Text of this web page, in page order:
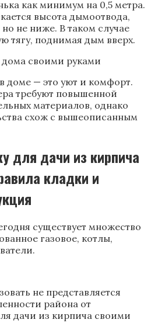
как минимум на 0,5 метра.
высота дымоотвода,
не ниже. В таком случае
тягу, поднимая дым вверх.
доме — это уют и комфорт.
требуют повышенной
материалов, однако
схож с вышеописанным
для дачи из кирпича
кладки и
существует множество
газовое, котлы,
не представляется
района от
дачи из кирпича своими